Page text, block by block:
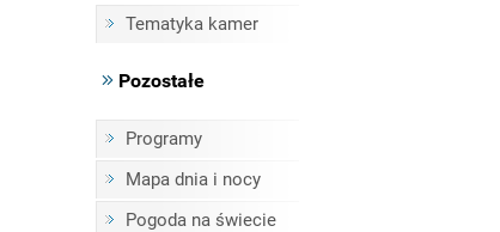
Tematyka kamer
Pozostałe
Programy
Mapa dnia i nocy
Pogoda na świecie